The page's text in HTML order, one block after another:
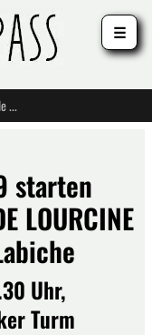
Die Heidelberger Schlossfestspiele 2019 starten mit: DIE AFFÄRE RUE DE LOURCINE Komödie von Eugène Labiche
starten
LOURCINE
Uhr,
Turm
☰